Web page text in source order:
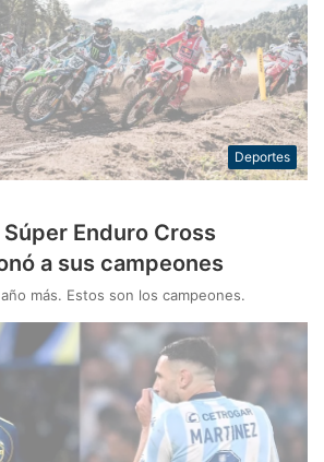
Deportes
Enduro Cross
a sus campeones
más. Estos son los campeones.